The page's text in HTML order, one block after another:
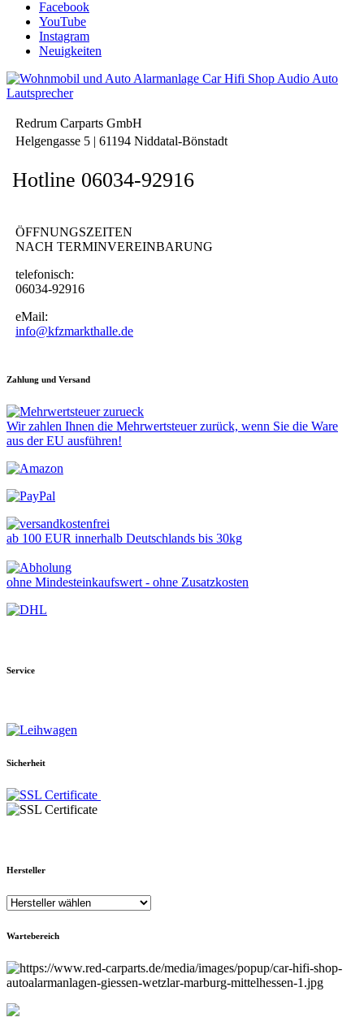
Facebook
YouTube
Instagram
Neuigkeiten
Redrum Carparts GmbH
Helgengasse 5 | 61194 Niddatal-Bönstadt
Hotline 06034-92916
ÖFFNUNGSZEITEN
NACH TERMINVEREINBARUNG
telefonisch:
06034-92916
eMail:
info@kfzmarkthalle.de
Zahlung und Versand
Wir zahlen Ihnen die Mehrwertsteuer zurück, wenn Sie die Ware
aus der EU ausführen!
ab 100 EUR innerhalb Deutschlands bis 30kg
ohne Mindesteinkaufswert - ohne Zusatzkosten
Service
Sicherheit
Hersteller
Wartebereich